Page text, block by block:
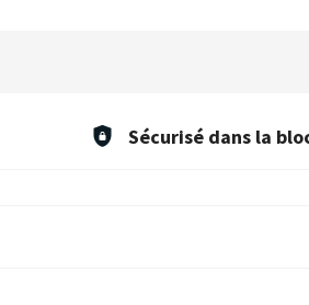
Sécurisé dans la